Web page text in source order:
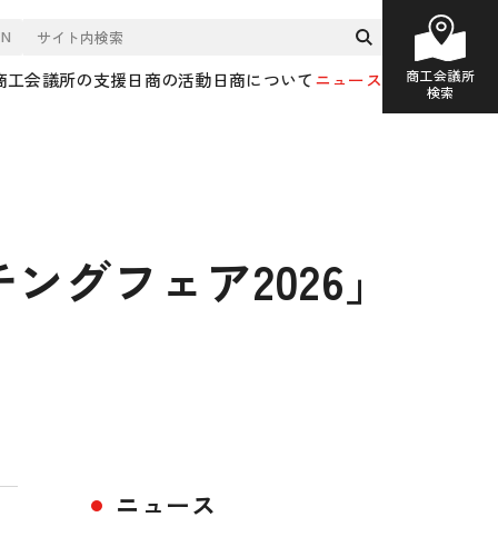
工会議所の支援日商の活動日商についてニュース
商工会議所
検索
グフェア2026」
ニュース